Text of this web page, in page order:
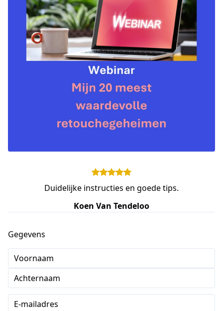
Duidelijke instructies en goede tips.
Koen Van Tendeloo
Gegevens
Voornaam
Achternaam
E-mailadres